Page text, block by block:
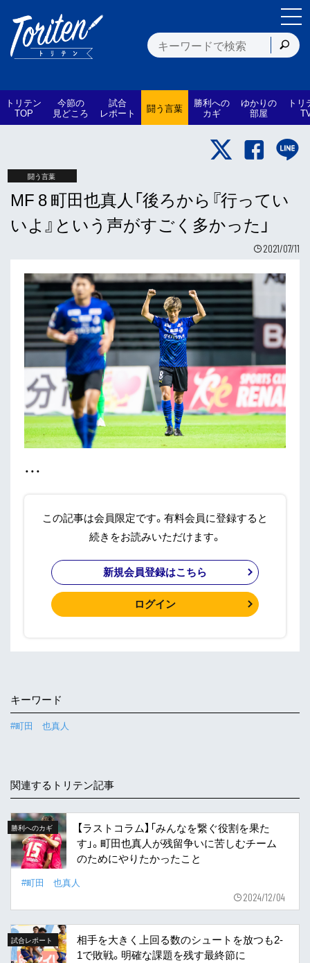
トリテン
TOP
今節の
見どころ
試合
レポート 闘う言葉 勝利への
カギ
ゆかりの
部屋
トリ
闘う言葉
MF 8 町田也真人「後ろから『行ってい
いよ』という声がすごく多かった」
2021/07/11
・・・
この記事は会員限定です。有料会員に登録すると
続きをお読みいただけます。
新規会員登録はこちら
ログイン
キーワード
#町田 也真人
関連するトリテン記事
勝利へのカギ
【ラストコラム】「みんなを繋ぐ役割を果た
す」。町田也真人が残留争いに苦しむチーム
のためにやりたかったこと
#町田 也真人
2024/12/04
試合レポート
相手を大きく上回る数のシュートを放つも2-
1で敗戦。明確な課題を残す最終節に